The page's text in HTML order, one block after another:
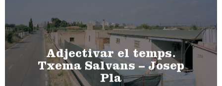
Adjectivar el temps.
Txema Salvans – Josep
Pla